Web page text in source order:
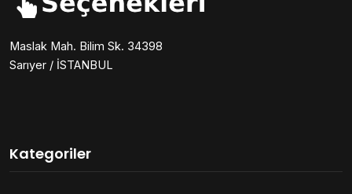
Maslak Mah. Bilim Sk. 34398
Sarıyer / İSTANBUL
Kategoriler